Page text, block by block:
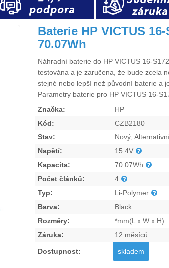
Baterie HP VICTUS 16-
70.07Wh
Náhradní baterie do HP VICTUS 16-
testována a je zaručena, že bude zcela
stejné nebo lepší než původní baterie a
Parametry baterie pro HP VICTUS 16-
Značka:
HP
Kód:
CZB2180
Stav:
Nový, Alternativní
Napětí:
15.4V
Kapacita:
70.07Wh
Počet článků:
4
Typ:
Li-Polymer
Barva:
Black
Rozměry:
*mm(L x W x H)
Záruka:
12 měsíců
Dostupnost: skladem